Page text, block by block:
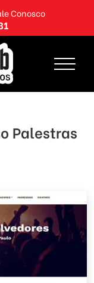
Conosco
Palestras